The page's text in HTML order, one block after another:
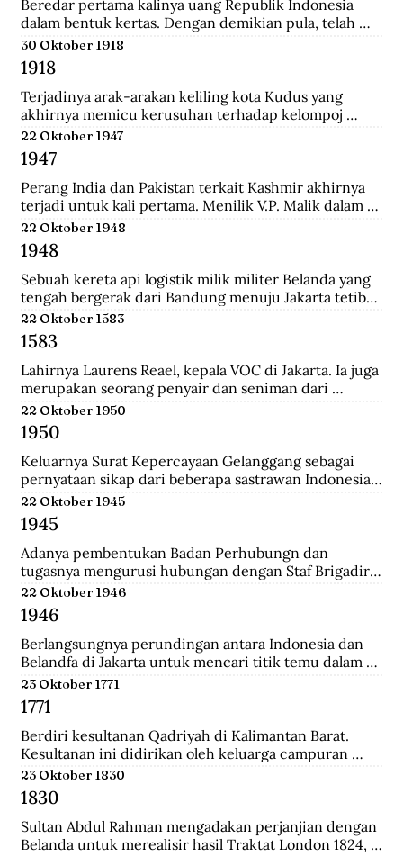
Presiden No.14 Tahun 1967 tentang perayaan
masyarakat Tionghoa.
Beredar pertama kalinya uang Republik Indonesia
dalam bentuk kertas. Dengan demikian pula, telah
diresmikan bahwa uang Jepang dan Javasche Bank
tidak berlaku lagi.
30 Oktober 1918
1918
Terjadinya arak-arakan keliling kota Kudus yang
akhirnya memicu kerusuhan terhadap kelompoj
Tionghoa disana.
22 Oktober 1947
1947
Perang India dan Pakistan terkait Kashmir akhirnya
terjadi untuk kali pertama. Menilik V.P. Malik dalam
Kargil from Surprise to Victory, Perang Indo-Pakistani
I itu membawa korban 1.104 jiwa di pihak India dan
6.000 di pihak Pakistan.
22 Oktober 1948
1948
Sebuah kereta api logistik milik militer Belanda yang
tengah bergerak dari Bandung menuju Jakarta tetiba
terguling di kawasan Bendul. Sejumlah penumpang
tewas seketika dan puluhan lainya mengalami luka-
luka.
22 Oktober 1583
1583
Lahirnya Laurens Reael, kepala VOC di Jakarta. Ia juga
merupakan seorang penyair dan seniman dari
Belanda.
22 Oktober 1950
1950
Keluarnya Surat Kepercayaan Gelanggang sebagai
pernyataan sikap dari beberapa sastrawan Indonesia
yang menginginkan untuk menjaga kebudayaan
Indonesia diantaranya Asrul Sani dan Rivai Apin.
Sehingga revolusi harus mempunyai nilai baru yang
bisa menjadi kebudayaan rayat dengan sifatnya
sendiri.
22 Oktober 1945
1945
Adanya pembentukan Badan Perhubungn dan
tugasnya mengurusi hubungan dengan Staf Brigadir
Jenderal N Mac Donalnd, Komandan Brigade Infanteri
India ke 37 yang menjadi penguasa tertinggi di
Bandung. Melalui badan ini, Inggris meminta
Indonesia sepakat mengumpulkan seluruh
persenjataan untuk diserahakan kepadanya namun
ditolak dengan semangat revolusi.
22 Oktober 1946
1946
Berlangsungnya perundingan antara Indonesia dan
Belandfa di Jakarta untuk mencari titik temu dalam
penyelesaian masalah kedua negara. Namun gagal dan
dilanjutkan pada perundingan Linggarjati di Cirebon.
23 Oktober 1771
1771
Berdiri kesultanan Qadriyah di Kalimantan Barat.
Kesultanan ini didirikan oleh keluarga campuran
antara Arab, Melayu, Bugis dan Dayak. Kehidupan
pemerintahan kesultanan ini hanya berlangsung
relatif singkat, 179 tahun, dan hanya diperintah oleh 8
generasi sultan dan dinasti Al-Qadrie, sejak
kelahirannya 1771 sampai dengan Proklamasi
23 Oktober 1830
1830
Sultan Abdul Rahman mengadakan perjanjian dengan
Belanda untuk merealisir hasil Traktat London 1824,